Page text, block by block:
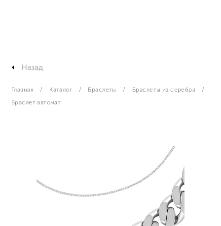
Назад
Главная Каталог Браслеты Браслеты из серебра
Браслет автомат